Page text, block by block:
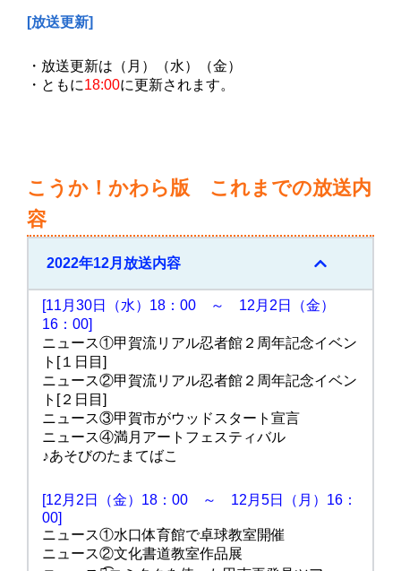
[放送更新]
・放送更新は（月）（水）（金）
・ともに18:00に更新されます。
こうか！かわら版 これまでの放送内
容
2022年12月放送内容
[11月30日（水）18：00 ～ 12月2日（金）
16：00]
ニュース①甲賀流リアル忍者館２周年記念イベン
ト[１日目]
ニュース②甲賀流リアル忍者館２周年記念イベン
ト[２日目]
ニュース③甲賀市がウッドスタート宣言
ニュース④満月アートフェスティバル
♪あそびのたまてばこ
[12月2日（金）18：00 ～ 12月5日（月）16：
00]
ニュース①水口体育館で卓球教室開催
ニュース②文化書道教室作品展